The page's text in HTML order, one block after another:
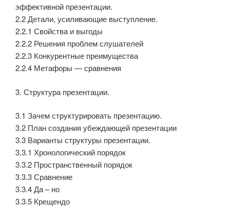
эффективной презентации.
2.2 Детали, усиливающие выступление.
2.2.1 Свойства и выгоды
2.2.2 Решения проблем слушателей
2.2.3 Конкурентные преимущества
2.2.4 Метафоры — сравнения
3. Структура презентации.
3.1 Зачем структурировать презентацию.
3.2 План создания убеждающей презентации
3.3 Варианты структуры презентации.
3.3.1 Хронологический порядок
3.3.2 Пространственный порядок
3.3.3 Сравнение
3.3.4 Да – но
3.3.5 Крещендо